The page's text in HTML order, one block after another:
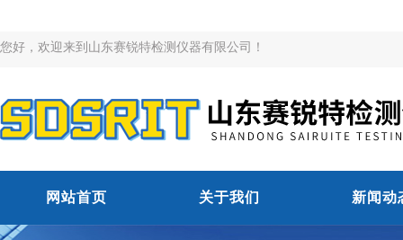
您好，欢迎来到山东赛锐特检测仪器有限公司！
网站首页 关于我们 新闻动